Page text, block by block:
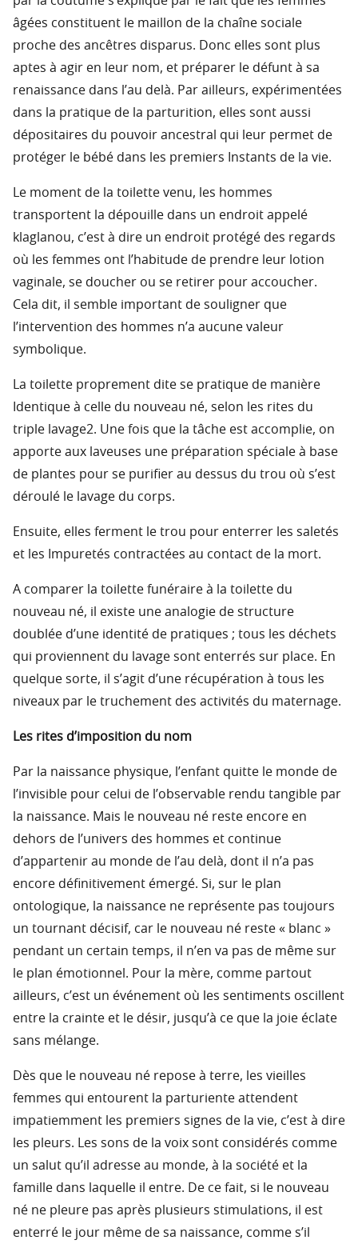
âgées constituent le maillon de la chaîne sociale
proche des ancêtres disparus. Donc elles sont plus
aptes à agir en leur nom, et préparer le défunt à sa
renaissance dans l’au delà. Par ailleurs, expérimentées
dans la pratique de la parturition, elles sont aussi
dépositaires du pouvoir ancestral qui leur permet de
protéger le bébé dans les premiers Instants de la vie.
Le moment de la toilette venu, les hommes
transportent la dépouille dans un endroit appelé
klaglanou, c’est à dire un endroit protégé des regards
où les femmes ont l’habitude de prendre leur lotion
vaginale, se doucher ou se retirer pour accoucher.
Cela dit, il semble important de souligner que
l’intervention des hommes n’a aucune valeur
symbolique.
La toilette proprement dite se pratique de manière
Identique à celle du nouveau né, selon les rites du
triple lavage2. Une fois que la tâche est accomplie, on
apporte aux laveuses une préparation spéciale à base
de plantes pour se purifier au dessus du trou où s’est
déroulé le lavage du corps.
Ensuite, elles ferment le trou pour enterrer les saletés
et les Impuretés contractées au contact de la mort.
A comparer la toilette funéraire à la toilette du
nouveau né, il existe une analogie de structure
doublée d’une identité de pratiques ; tous les déchets
qui proviennent du lavage sont enterrés sur place. En
quelque sorte, il s’agit d’une récupération à tous les
niveaux par le truchement des activités du maternage.
Les rites d’imposition du nom
Par la naissance physique, l’enfant quitte le monde de
l’invisible pour celui de l’observable rendu tangible par
la naissance. Mais le nouveau né reste encore en
dehors de l’univers des hommes et continue
d’appartenir au monde de l’au delà, dont il n’a pas
encore définitivement émergé. Si, sur le plan
ontologique, la naissance ne représente pas toujours
un tournant décisif, car le nouveau né reste « blanc »
pendant un certain temps, il n’en va pas de même sur
le plan émotionnel. Pour la mère, comme partout
ailleurs, c’est un événement où les sentiments oscillent
entre la crainte et le désir, jusqu’à ce que la joie éclate
sans mélange.
Dès que le nouveau né repose à terre, les vieilles
femmes qui entourent la parturiente attendent
impatiemment les premiers signes de la vie, c’est à dire
les pleurs. Les sons de la voix sont considérés comme
un salut qu’il adresse au monde, à la société et la
famille dans laquelle il entre. De ce fait, si le nouveau
né ne pleure pas après plusieurs stimulations, il est
enterré le jour même de sa naissance, comme s’il